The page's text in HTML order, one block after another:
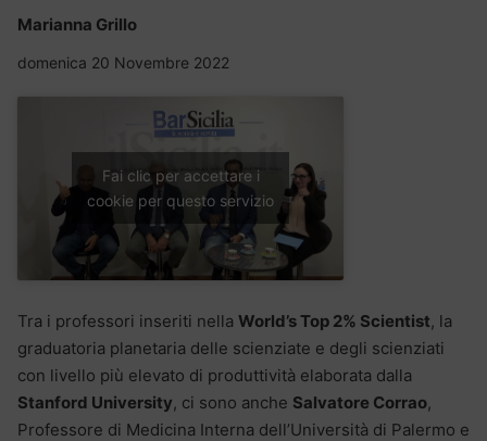
Marianna Grillo
domenica 20 Novembre 2022
Fai clic per accettare i
cookie per questo servizio
Tra i professori inseriti nella World’s Top 2% Scientist, la
graduatoria planetaria delle scienziate e degli scienziati
con livello più elevato di produttività elaborata dalla
Stanford University, ci sono anche Salvatore Corrao,
Professore di Medicina Interna dell’Università di Palermo e